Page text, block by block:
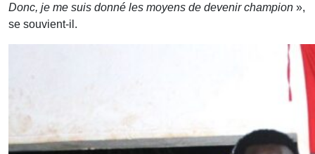
Donc, je me suis donné les moyens de devenir champion »,
se souvient-il.